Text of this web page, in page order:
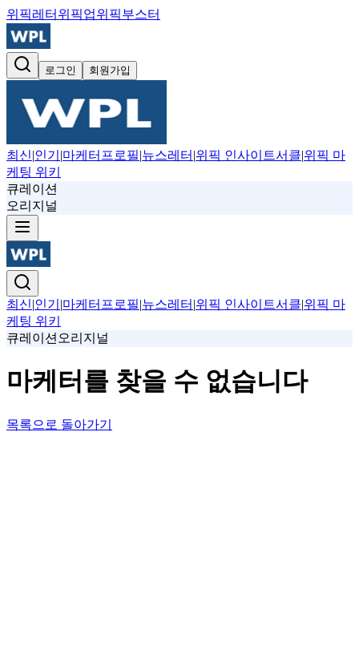
위픽레터 위픽업위픽부스터
로그인 회원가입
최신|인기 |마케터프로필|뉴스레터 |위픽 인사이트서클|위픽 마
케팅 위키
큐레이션
오리지널
최신|인기 |마케터프로필|뉴스레터 |위픽 인사이트서클|위픽 마
케팅 위키
큐레이션 오리지널
마케터를 찾을 수 없습니다
목록으로 돌아가기